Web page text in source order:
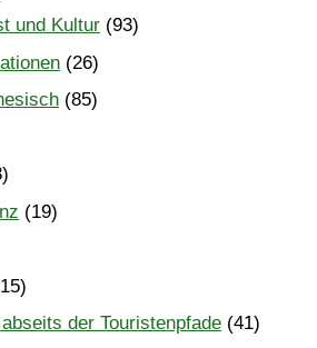
und Kultur (93)
(26)
(85)
(19)
der Touristenpfade (41)